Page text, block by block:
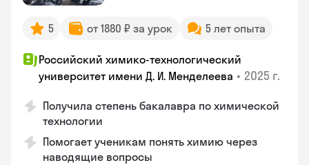
5 от 1880 ₽ за урок 5 лет опыта
Российский химико-технологический
университет имени Д. И. Менделеева • 2025 г.
Получила степень бакалавра по химической
технологии
Помогает ученикам понять химию через
наводящие вопросы